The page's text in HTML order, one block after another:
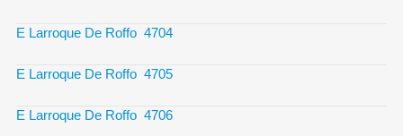
E Larroque De Roffo 4704
E Larroque De Roffo 4705
E Larroque De Roffo 4706